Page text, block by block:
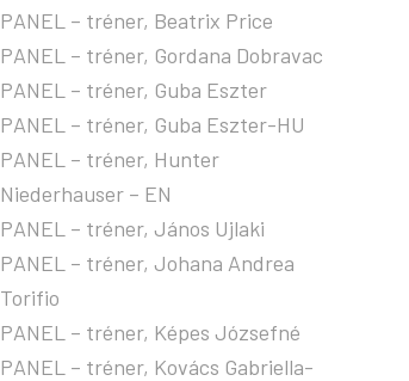
PANEL – tréner, Beatrix Price
PANEL – tréner, Gordana Dobravac
PANEL – tréner, Guba Eszter
PANEL – tréner, Guba Eszter-HU
PANEL – tréner, Hunter
Niederhauser – EN
PANEL – tréner, János Ujlaki
PANEL – tréner, Johana Andrea
Torifio
PANEL – tréner, Képes Józsefné
PANEL – tréner, Kovács Gabriella-